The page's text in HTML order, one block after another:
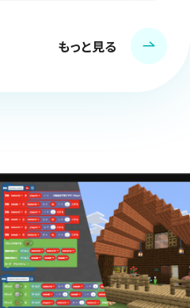
もっと見る